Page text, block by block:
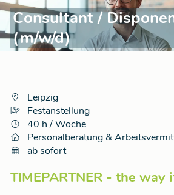
Consultant /
(m/w/d)
Leipzig
Festanstellung
40 h / Woche
Personalberatung &
ab sofort
TIMEPARTNER - the way